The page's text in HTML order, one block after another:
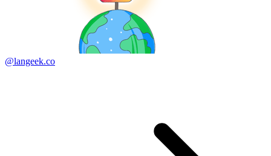
@langeek.co